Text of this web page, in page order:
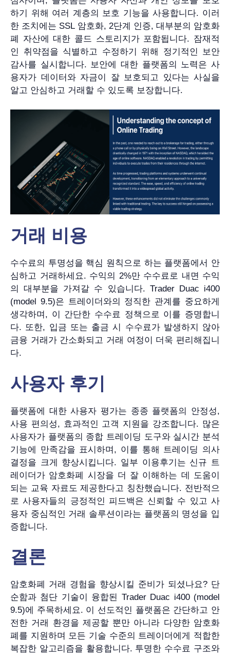
하기 위해 여러 계층의 보호 기능을 사용합니다. 이러
한 조치에는 SSL 암호화, 2단계 인증, 대부분의 암호화
폐 자산에 대한 콜드 스토리지가 포함됩니다. 잠재적
인 취약점을 식별하고 수정하기 위해 정기적인 보안
감사를 실시합니다. 보안에 대한 플랫폼의 노력은 사
용자가 데이터와 자금이 잘 보호되고 있다는 사실을
알고 안심하고 거래할 수 있도록 보장합니다.
거래 비용
수수료의 투명성을 핵심 원칙으로 하는 플랫폼에서 안
심하고 거래하세요. 수익의 2%만 수수료로 내면 수익
의 대부분을 가져갈 수 있습니다. Trader Duac i400
(model 9.5)은 트레이더와의 정직한 관계를 중요하게
생각하며, 이 간단한 수수료 정책으로 이를 증명합니
다. 또한, 입금 또는 출금 시 수수료가 발생하지 않아
금융 거래가 간소화되고 거래 여정이 더욱 편리해집니
다.
사용자 후기
플랫폼에 대한 사용자 평가는 종종 플랫폼의 안정성,
사용 편의성, 효과적인 고객 지원을 강조합니다. 많은
사용자가 플랫폼의 종합 트레이딩 도구와 실시간 분석
기능에 만족감을 표시하며, 이를 통해 트레이딩 의사
결정을 크게 향상시킵니다. 일부 이용후기는 신규 트
레이더가 암호화폐 시장을 더 잘 이해하는 데 도움이
되는 교육 자료도 제공한다고 칭찬했습니다. 전반적으
로 사용자들의 긍정적인 피드백은 신뢰할 수 있고 사
용자 중심적인 거래 솔루션이라는 플랫폼의 명성을 입
증합니다.
결론
암호화폐 거래 경험을 향상시킬 준비가 되셨나요? 단
순함과 첨단 기술이 융합된 Trader Duac i400 (model
9.5)에 주목하세요. 이 선도적인 플랫폼은 간단하고 안
전한 거래 환경을 제공할 뿐만 아니라 다양한 암호화
폐를 지원하며 모든 기술 수준의 트레이더에게 적합한
복잡한 알고리즘을 활용합니다. 투명한 수수료 구조와